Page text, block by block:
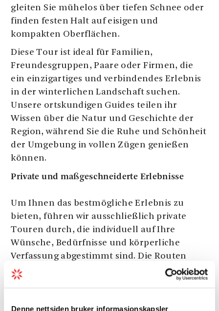
Denne nettsiden bruker informasjonskapsler
gleiten Sie mühelos über tiefen Schnee oder
finden festen Halt auf eisigen und
kompakten Oberflächen.
Diese Tour ist ideal für Familien,
Freundesgruppen, Paare oder Firmen, die
ein einzigartiges und verbindendes Erlebnis
in der winterlichen Landschaft suchen.
Unsere ortskundigen Guides teilen ihr
Wissen über die Natur und Geschichte der
Region, während Sie die Ruhe und Schönheit
der Umgebung in vollen Zügen genießen
können.
Private und maßgeschneiderte Erlebnisse
Um Ihnen das bestmögliche Erlebnis zu
bieten, führen wir ausschließlich private
Touren durch, die individuell auf Ihre
Wünsche, Bedürfnisse und körperliche
Verfassung abgestimmt sind. Die Routen
werden an das Fitnesslevel und die
Interessen Ihrer Gruppe angepasst. Unsere